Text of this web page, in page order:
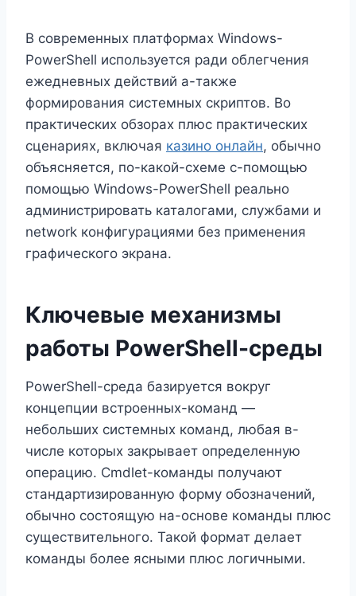
В современных платформах Windows-
PowerShell используется ради облегчения
ежедневных действий а-также
формирования системных скриптов. Во
практических обзорах плюс практических
сценариях, включая казино онлайн, обычно
объясняется, по-какой-схеме с-помощью
помощью Windows-PowerShell реально
администрировать каталогами, службами и
network конфигурациями без применения
графического экрана.
Ключевые механизмы
работы PowerShell-среды
PowerShell-среда базируется вокруг
концепции встроенных-команд —
небольших системных команд, любая в-
числе которых закрывает определенную
операцию. Cmdlet-команды получают
стандартизированную форму обозначений,
обычно состоящую на-основе команды плюс
существительного. Такой формат делает
команды более ясными плюс логичными.